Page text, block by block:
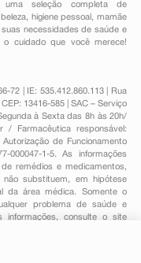
seleção completa de
, higiene pessoal ,mamãe
necessidades de saúde e
o cuidado que você merece!
72 | IE: 535.412.860.113 | Rua
13416-585 | SAC – Serviço
à Sexta das 8h às 20h/
/ Farmacêutica responsável:
de Funcionamento
000047-1-5. As informações
remédios e medicamentos,
substituem, em hipótese
da área médica. Somente o
problema de saúde e
informações, consulte o site